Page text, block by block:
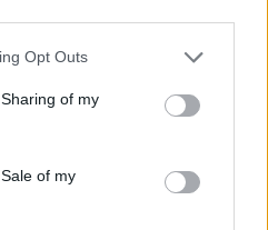
Opt Outs
of my
of my
Top Esports. Myślę, że w
lepsi. W zeszłym roku
letniego splitu LEC, więc w
europejskich z
– zapewnił Polak.